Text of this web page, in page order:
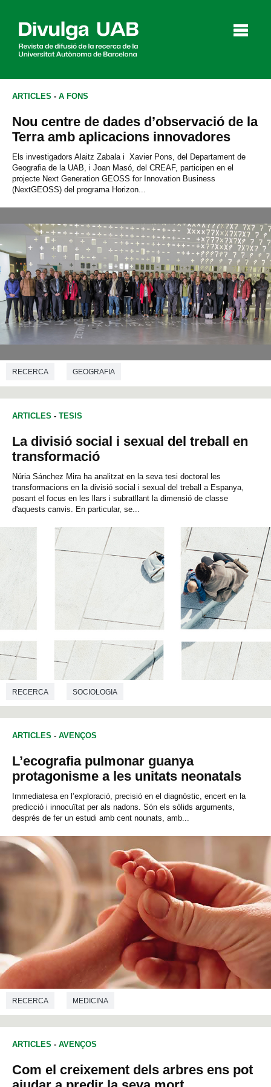
Agenda
English Español
CERCAR
ARTICLES - A FONS
Nou centre de dades d’observació de la
Terra amb aplicacions innovadores
Els investigadors Alaitz Zabala i Xavier Pons, del Departament de
Geografia de la UAB, i Joan Masó, del CREAF, participen en el
projecte Next Generation GEOSS for Innovation Business
(NextGEOSS) del programa Horizon...
RECERCA GEOGRAFIA
ARTICLES - TESIS
La divisió social i sexual del treball en
transformació
Núria Sánchez Mira ha analitzat en la seva tesi doctoral les
transformacions en la divisió social i sexual del treball a Espanya,
posant el focus en les llars i subratllant la dimensió de classe
d'aquests canvis. En particular, se...
RECERCA SOCIOLOGIA
ARTICLES - AVENÇOS
L’ecografia pulmonar guanya
protagonisme a les unitats neonatals
Immediatesa en l’exploració, precisió en el diagnòstic, encert en la
predicció i innocuïtat per als nadons. Són els sòlids arguments,
després de fer un estudi amb cent nounats, amb...
RECERCA MEDICINA
ARTICLES - AVENÇOS
Com el creixement dels arbres ens pot